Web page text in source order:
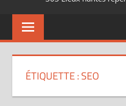
–
ÉTIQUETTE :SEO